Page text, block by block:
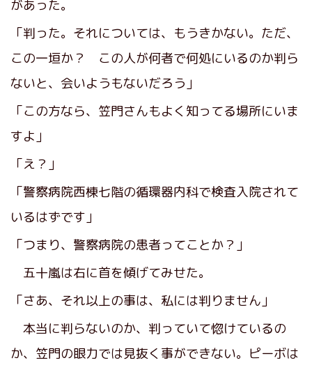
があった。
「判った。それについては、もうきかない。ただ、
この一垣か？ この人が何者で何処にいるのか判ら
ないと、会いようもないだろう」
「この方なら、笠門さんもよく知ってる場所にいま
すよ」
「え？」
「警察病院西棟七階の循環器内科で検査入院されて
いるはずです」
「つまり、警察病院の患者ってことか？」
五十嵐は右に首を傾げてみせた。
「さあ、それ以上の事は、私には判りません」
本当に判らないのか、判っていて惚けているの
か、笠門の眼力では見抜く事ができない。ピーボは